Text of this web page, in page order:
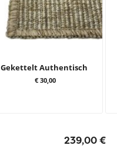
Gekettelt Authentisch
€ 30,00
239,00 €